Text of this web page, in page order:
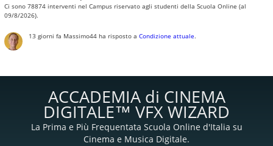
Ci sono 78874 interventi nel Campus riservato agli studenti della Scuola Online (al
09/8/2026).
13 giorni fa Massimo44ha risposto a Condizione attuale.
ACCADEMIA di CINEMA
DIGITALE™ VFX WIZARD
La Prima e Più Frequentata Scuola Online d'Italia su
Cinema e Musica Digitale.